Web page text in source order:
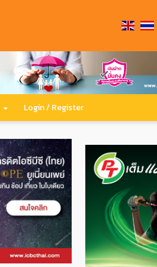
Login / Register